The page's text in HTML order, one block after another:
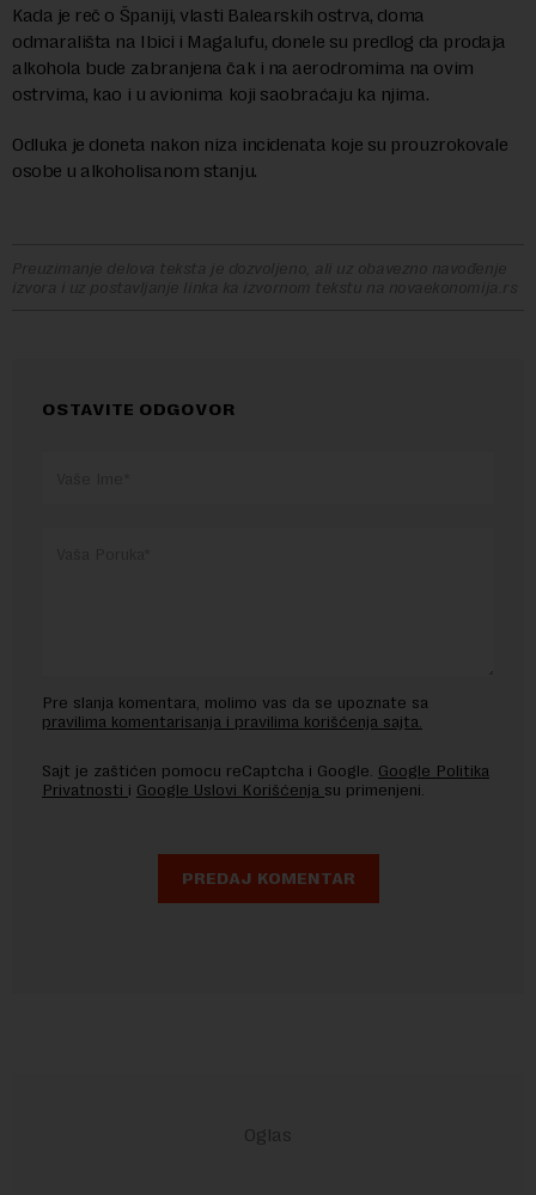
Kada je reč o Španiji, vlasti Balearskih ostrva, doma
odmarališta na Ibici i Magalufu, donele su predlog da prodaja
alkohola bude zabranjena čak i na aerodromima na ovim
ostrvima, kao i u avionima koji saobraćaju ka njima.
Odluka je doneta nakon niza incidenata koje su prouzrokovale
osobe u alkoholisanom stanju.
Preuzimanje delova teksta je dozvoljeno, ali uz obavezno navođenje
izvora i uz postavljanje linka ka izvornom tekstu na novaekonomija.rs
OSTAVITE ODGOVOR
Pre slanja komentara, molimo vas da se upoznate sa
pravilima komentarisanja i pravilima korišćenja sajta.
Sajt je zaštićen pomocu reCaptcha i Google. Google Politika
Privatnosti i Google Uslovi Korišćenja su primenjeni.